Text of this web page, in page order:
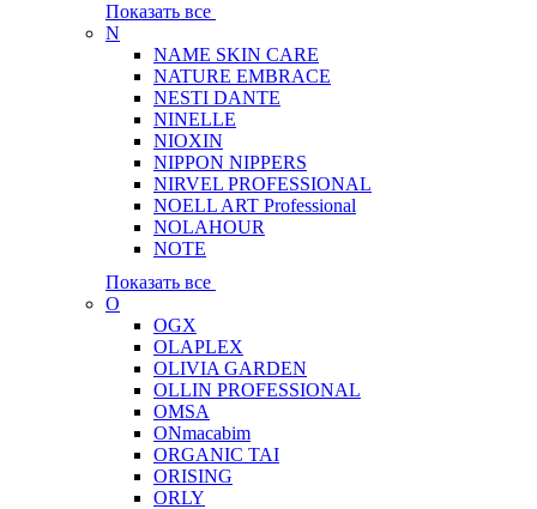
Показать все
N
NAME SKIN CARE
NATURE EMBRACE
NESTI DANTE
NINELLE
NIOXIN
NIPPON NIPPERS
NIRVEL PROFESSIONAL
NOELL ART Professional
NOLAHOUR
NOTE
Показать все
O
OGX
OLAPLEX
OLIVIA GARDEN
OLLIN PROFESSIONAL
OMSA
ONmacabim
ORGANIC TAI
ORISING
ORLY